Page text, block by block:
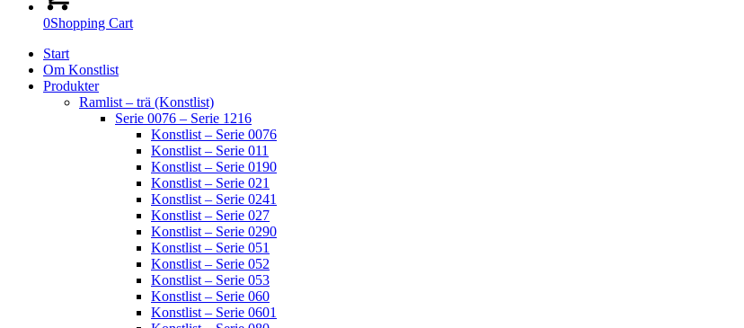
0Shopping Cart
Start
Om Konstlist
Produkter
Ramlist – trä (Konstlist)
Serie 0076 – Serie 1216
Konstlist – Serie 0076
Konstlist – Serie 011
Konstlist – Serie 0190
Konstlist – Serie 021
Konstlist – Serie 0241
Konstlist – Serie 027
Konstlist – Serie 0290
Konstlist – Serie 051
Konstlist – Serie 052
Konstlist – Serie 053
Konstlist – Serie 060
Konstlist – Serie 0601